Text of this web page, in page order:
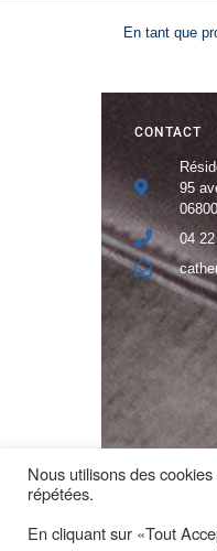
En tant que
CONTACT
95
04
Réalisation
Nous utilisons des
répétées.
En cliquant sur «Tout